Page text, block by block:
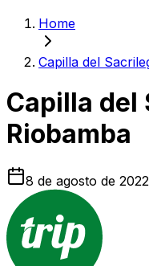
Home
Capilla del
Capilla del
Riobamba
8 de agosto de 2022